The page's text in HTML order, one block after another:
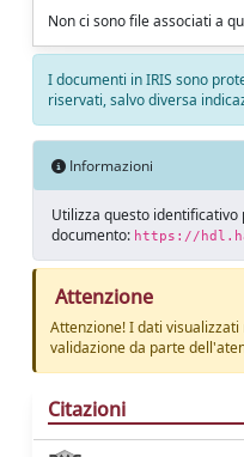
Non ci sono file associati a
I documenti in IRIS sono
riservati, salvo diversa
Informazioni
Utilizza questo
documento: https://
Attenzione
Attenzione! I dati
validazione da parte
Citazioni